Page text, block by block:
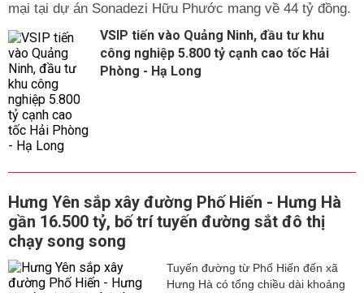
mại tại dự án Sonadezi Hữu Phước mang về 44 tỷ đồng.
VSIP tiến vào Quảng Ninh, đầu tư khu
công nghiệp 5.800 tỷ cạnh cao tốc Hải
Phòng - Hạ Long
Hưng Yên sắp xây đường Phố Hiến - Hưng Hà
gần 16.500 tỷ, bố trí tuyến đường sắt đô thị
chạy song song
Tuyến đường từ Phố Hiến đến xã
Hưng Hà có tổng chiều dài khoảng